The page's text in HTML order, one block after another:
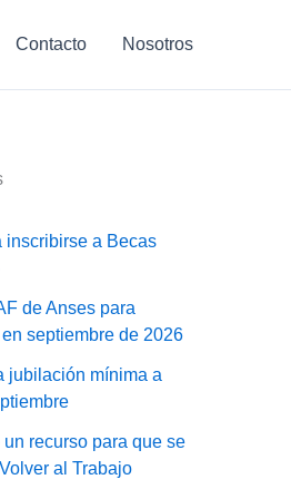
Contacto Nosotros
inscribirse a Becas
de Anses para
septiembre de 2026
jubilación mínima a
recurso para que se
al Trabajo